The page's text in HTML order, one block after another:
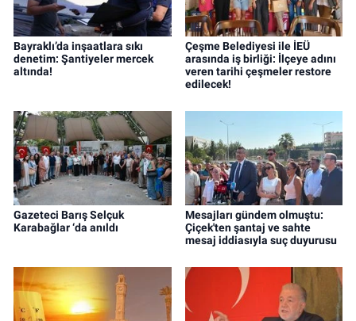
Bayraklı’da inşaatlara sıkı
denetim: Şantiyeler mercek
altında!
Çeşme Belediyesi ile İEÜ
arasında iş birliği: İlçeye adını
veren tarihi çeşmeler restore
edilecek!
Gazeteci Barış Selçuk
Karabağlar ‘da anıldı
Mesajları gündem olmuştu:
Çiçek'ten şantaj ve sahte
mesaj iddiasıyla suç duyurusu